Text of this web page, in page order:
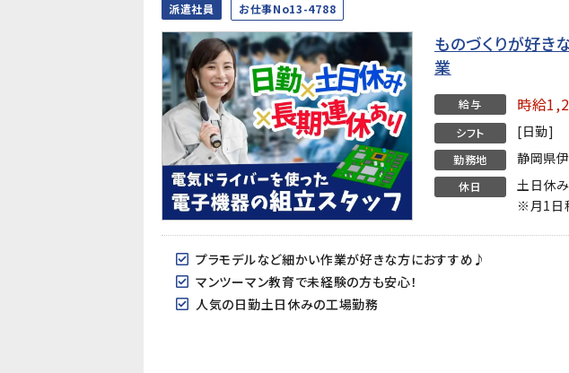
派遣社員 お仕事No13-4788
ものづくりが好
業
給与 時給
シフト [日勤]
勤務地 静岡県
休日
土日休
※月1日
プラモデルなど細かい作業が好きな方におすすめ♪
マンツーマン教育で未経験の方も安心！
人気の日勤土日休みの工場勤務